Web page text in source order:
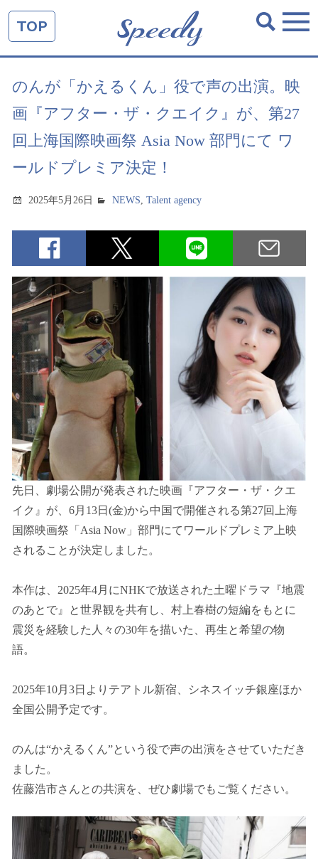
TOP
のんが「かえるくん」役で声の出演。映
画『アフター・ザ・クエイク』が、第27
回上海国際映画祭 Asia Now 部門にて ワ
ールドプレミア決定！
2025年5月26日 NEWS,Talent agency
先日、劇場公開が発表された映画『アフター・ザ・クエ
イク』が、6⽉13⽇(⾦)から中国で開催される第27回上海
国際映画祭「Asia Now」部門にてワールドプレミア上映
されることが決定しました。
本作は、2025年4月にNHKで放送された土曜ドラマ『地震
のあとで』と世界観を共有し、村上春樹の短編をもとに
震災を経験した人々の30年を描いた、再生と希望の物
語。
2025年10月3日よりテアトル新宿、シネスイッチ銀座ほか
全国公開予定です。
のんは“かえるくん”という役で声の出演をさせていただき
ました。
佐藤浩市さんとの共演を、ぜひ劇場でもご覧ください。